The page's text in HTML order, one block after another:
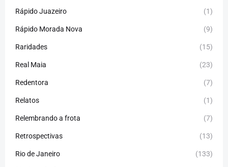
Rápido Juazeiro (1)
Rápido Morada Nova (9)
Raridades (15)
Real Maia (23)
Redentora (7)
Relatos (1)
Relembrando a frota (7)
Retrospectivas (13)
Rio de Janeiro (133)